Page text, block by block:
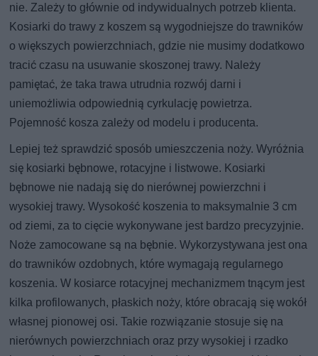
nie. Zależy to głównie od indywidualnych potrzeb klienta.
Kosiarki do trawy z koszem są wygodniejsze do trawników
o większych powierzchniach, gdzie nie musimy dodatkowo
tracić czasu na usuwanie skoszonej trawy. Należy
pamiętać, że taka trawa utrudnia rozwój darni i
uniemożliwia odpowiednią cyrkulację powietrza.
Pojemność kosza zależy od modelu i producenta.
Lepiej też sprawdzić sposób umieszczenia noży. Wyróżnia
się kosiarki bębnowe, rotacyjne i listwowe. Kosiarki
bębnowe nie nadają się do nierównej powierzchni i
wysokiej trawy. Wysokość koszenia to maksymalnie 3 cm
od ziemi, za to cięcie wykonywane jest bardzo precyzyjnie.
Noże zamocowane są na bębnie. Wykorzystywana jest ona
do trawników ozdobnych, które wymagają regularnego
koszenia. W kosiarce rotacyjnej mechanizmem tnącym jest
kilka profilowanych, płaskich noży, które obracają się wokół
własnej pionowej osi. Takie rozwiązanie stosuje się na
nierównych powierzchniach oraz przy wysokiej i rzadko